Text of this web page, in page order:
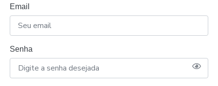
Email
Senha